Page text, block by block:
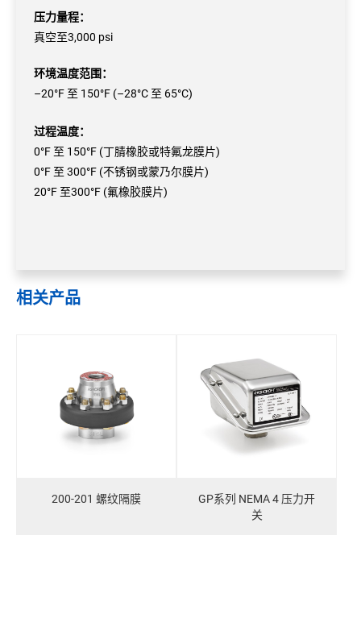
压力量程：
真空至3,000 psi
环境温度范围：
–20°F 至 150°F (–28°C 至 65°C)
过程温度：
0°F 至 150°F (丁腈橡胶或特氟龙膜片)
0°F 至 300°F (不锈钢或蒙乃尔膜片)
20°F 至300°F (氟橡胶膜片)
相关产品
200-201 螺纹隔膜
GP系列 NEMA 4 压力开
关